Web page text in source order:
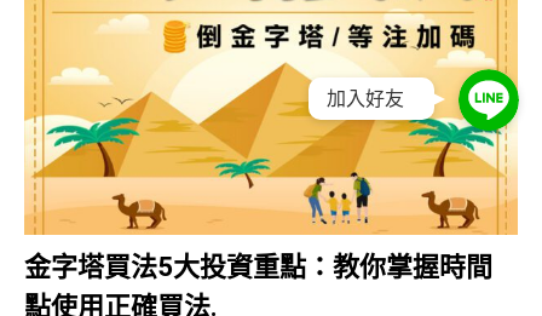
金字塔買法5大投資重點：教你掌握時間
點使用正確買法.
加入好友